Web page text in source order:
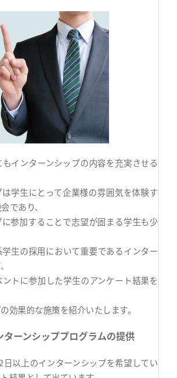
もインターンシップの内容を充実させる
学生にとって企業様の雰囲気を体験す
であり、
参加することで志望が固まる学生も少
生の採用において重要であるインター
トに参加した学生のアンケート結果を
効果的な施策を紹介いたします。
ターンシッププログラムの提供
以上のインターンシップを希望してい